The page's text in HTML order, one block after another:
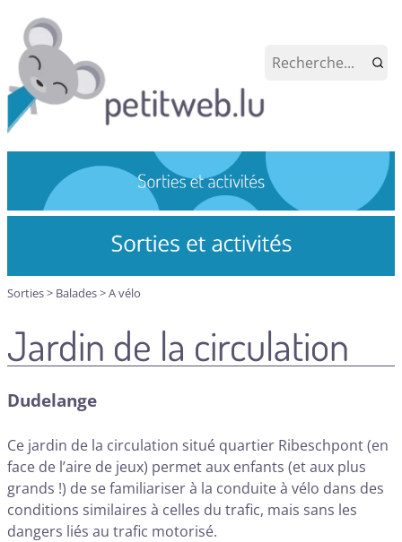
Sorties> Balades>A vélo
Jardin de la circulation
Dudelange
Ce jardin de la circulation situé quartier Ribeschpont (en
face de l’aire de jeux) permet aux enfants (et aux plus
grands !) de se familiariser à la conduite à vélo dans des
conditions similaires à celles du trafic, mais sans les
dangers liés au trafic motorisé.